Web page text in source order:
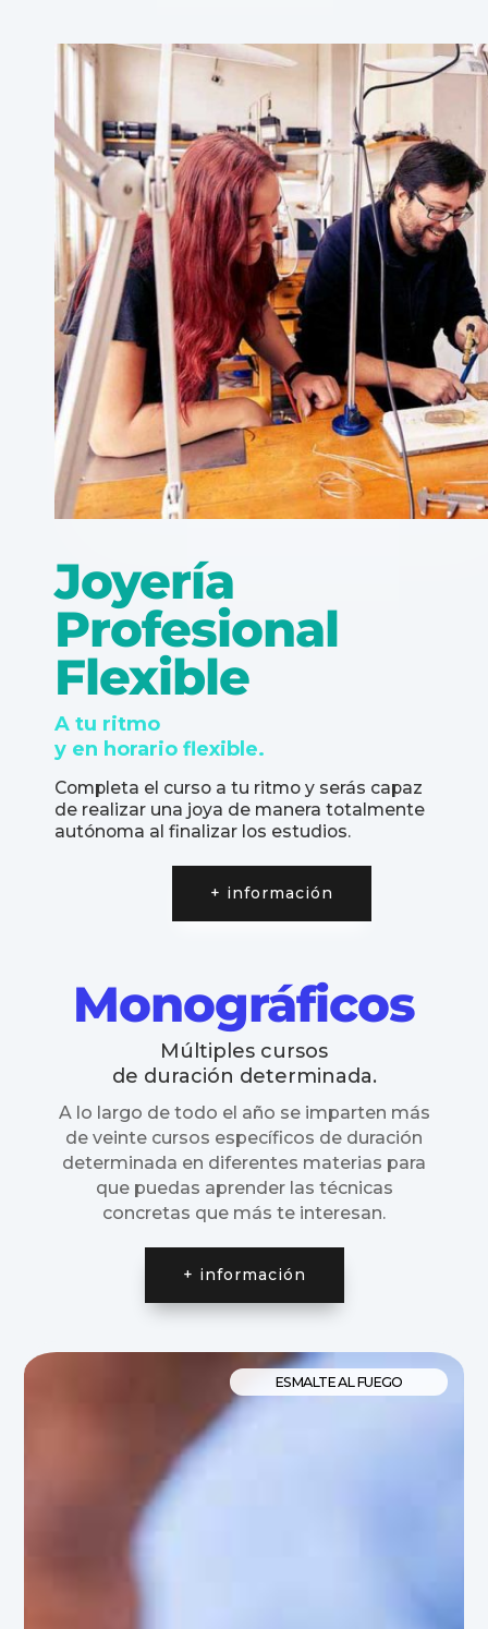
Joyería
Profesional
Flexible
A tu ritmo
y en horario flexible.
Completa el curso a tu ritmo y serás capaz
de realizar una joya de manera totalmente
autónoma al finalizar los estudios.
+ información
Monográficos
Múltiples cursos
de duración determinada.
A lo largo de todo el año se imparten más
de veinte cursos específicos de duración
determinada en diferentes materias para
que puedas aprender las técnicas
concretas que más te interesan.
+ información
ESMALTE AL FUEGO